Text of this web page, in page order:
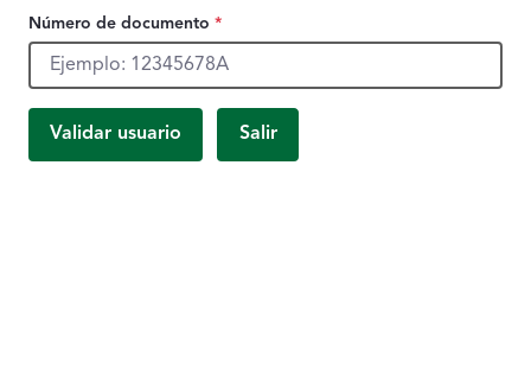
Número de documento *
Número de documento, obligatorio.
Validar usuario Salir